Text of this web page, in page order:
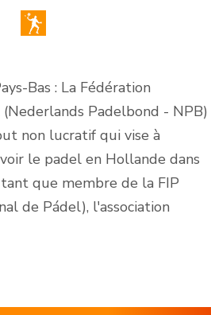
Bas : La Fédération
Padelbond - NPB)
non lucratif qui vise à
le padel en Hollande dans
que membre de la FIP
de Pádel), l'association